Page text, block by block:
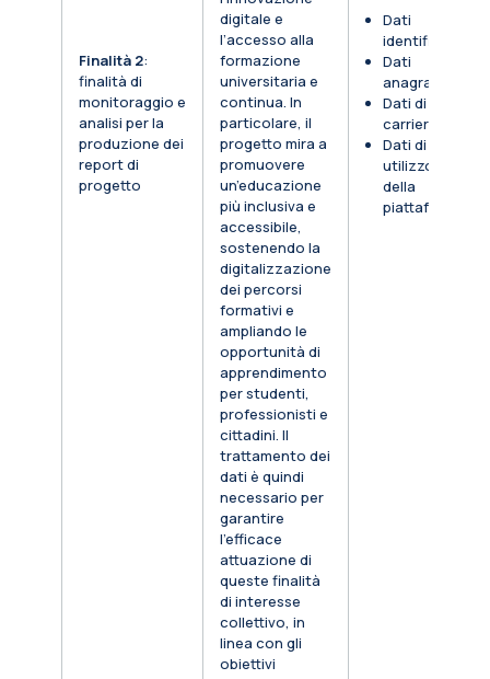
Finalità 2:
finalità di
monitoraggio e
analisi per la
produzione dei
report di
progetto
digitale e
l’accesso alla
formazione
universitaria e
continua. In
particolare, il
progetto mira a
promuovere
un’educazione
più inclusiva e
accessibile,
sostenendo la
digitalizzazione
dei percorsi
formativi e
ampliando le
opportunità di
apprendimento
per studenti,
professionisti e
cittadini. Il
trattamento dei
dati è quindi
necessario per
garantire
l’efficace
attuazione di
queste finalità
di interesse
collettivo, in
linea con gli
obiettivi
Dati
identificativi
Dati
anagrafici
Dati di
carriera
Dati di
utilizzo
della
piattaforma